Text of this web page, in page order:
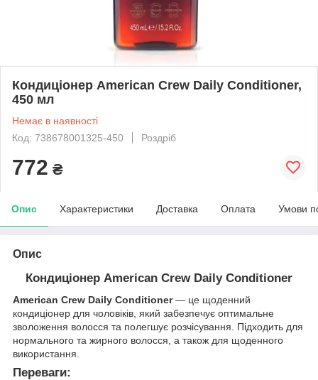
Кондиціонер American Crew Daily Conditioner,
450 мл
Немає в наявності
Код: 738678001325-450
Роздріб
772 ₴
Опис Характеристики Доставка Оплата Умови
Опис
Кондиціонер American Crew Daily Conditioner
American Crew Daily Conditioner— це щоденний
кондиціонер для чоловіків, який забезпечує оптимальне
зволоження волосся та полегшує розчісування. Підходить для
нормального та жирного волосся, а також для щоденного
використання.
Переваги: